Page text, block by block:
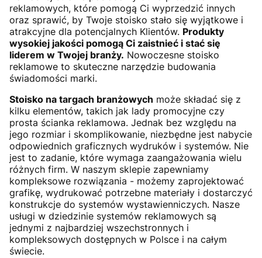
reklamowych, które pomogą Ci wyprzedzić innych
oraz sprawić, by Twoje stoisko stało się wyjątkowe i
atrakcyjne dla potencjalnych Klientów. Produkty
wysokiej jakości pomogą Ci zaistnieć i stać się
liderem w Twojej branży. Nowoczesne stoisko
reklamowe to skuteczne narzędzie budowania
świadomości marki.
Stoisko na targach branżowych może składać się z
kilku elementów, takich jak lady promocyjne czy
prosta ścianka reklamowa. Jednak bez względu na
jego rozmiar i skomplikowanie, niezbędne jest nabycie
odpowiednich graficznych wydruków i systemów. Nie
jest to zadanie, które wymaga zaangażowania wielu
różnych firm. W naszym sklepie zapewniamy
kompleksowe rozwiązania - możemy zaprojektować
grafikę, wydrukować potrzebne materiały i dostarczyć
konstrukcje do systemów wystawienniczych. Nasze
usługi w dziedzinie systemów reklamowych są
jednymi z najbardziej wszechstronnych i
kompleksowych dostępnych w Polsce i na całym
świecie.